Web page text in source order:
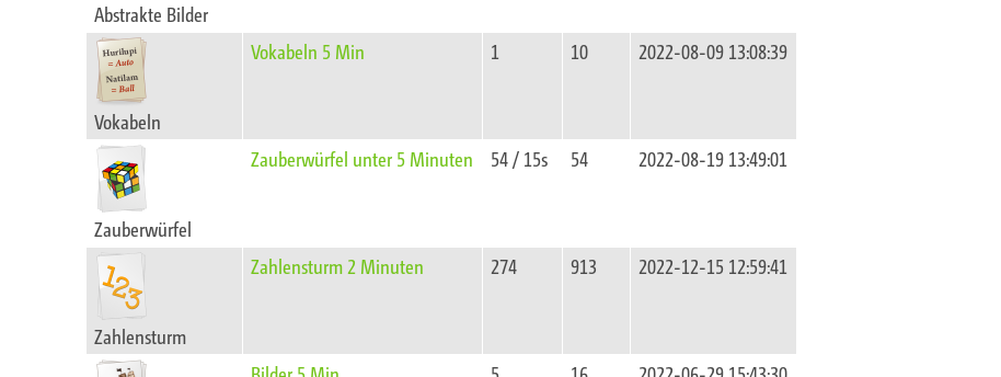
Abstrakte Bilder
Vokabeln
Vokabeln 5 Min 1 10 2022-08-09 13:08:39
Zauberwürfel
Zauberwürfel unter 5 Minuten 54 / 15s 54 2022-08-19 13:49:01
Zahlensturm
Zahlensturm 2 Minuten 274 913 2022-12-15 12:59:41